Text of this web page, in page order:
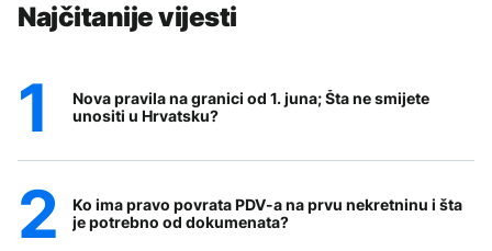
Najčitanije vijesti
Nova pravila na granici od 1. juna; Šta ne smijete
unositi u Hrvatsku?
Ko ima pravo povrata PDV-a na prvu nekretninu i šta
je potrebno od dokumenata?